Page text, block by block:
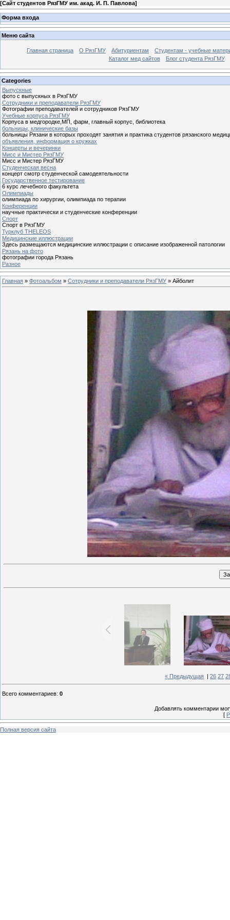
[Сайт студентов РязГМУ им. акад. И. П. Павлова]
Форма входа
Меню сайта
Главная страница О РязГМУ Абитуриентам
Студентам - учебные
Каталог мед сайтов
Блог студента РязГМУ
Categories
Выпускные
фото с выпускных в РязГМУ
Сотрудники и преподаватели РязГМУ
Фотографии преподавателей и сотрудников РязГМУ
Учебные корпуса РязГМУ
Корпуса в медгородке,МП, фарм, главный корпус, библиотека
больницы, клинические базы
больницы Рязани в которых проходят занятия и практика студентов рязанского
объявления, информация о кружках
Концерты и вечеринки
Мисс и Мистер РязГМУ
Мисс и Мистер РязГМУ
Студенческая весна
концерт смотр студенческой самодеятельности
Государственное тестирование
6 курс лечебного факультета
Олимпиады
олимпиада по хирургии, олимпиада по терапии
Конференции
научные практически и студенческие конференции
Спорт
Спорт в РязГМУ
Турклуб THELEOS
Медицинские иллюстрации
Здесь размещаются медицинские иллюстрации с описание изображенной патологии
Рязань на фото
фотографии города Рязань
Разное
Главная » Фотоальбом » Сотрудники и преподаватели РязГМУ » Айболит
« Предыдущая 26 27
Всего комментариев: 0
Добавлять комментарии
[
Полная версия сайта